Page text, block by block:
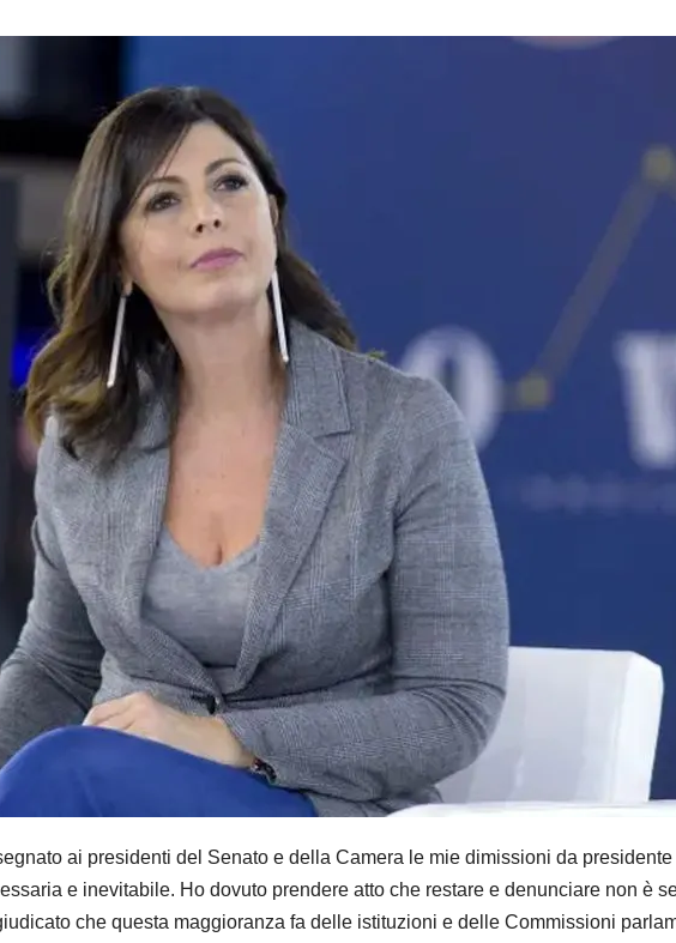
ai presidenti del Senato e della Camera le mie dimissioni da
e inevitabile. Ho dovuto prendere atto che restare e denunciare non è
che questa maggioranza fa delle istituzioni e delle Commissioni